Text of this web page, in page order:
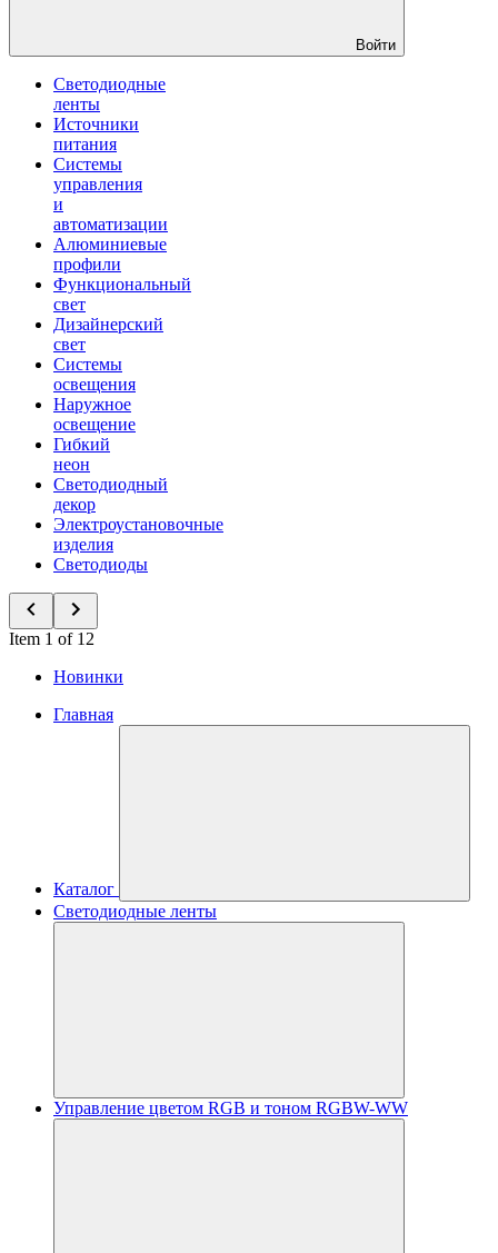
Войти
Светодиодные
ленты
Источники
питания
Системы
управления
и
автоматизации
Алюминиевые
профили
Функциональный
свет
Дизайнерский
свет
Системы
освещения
Наружное
освещение
Гибкий
неон
Светодиодный
декор
Электроустановочные
изделия
Светодиоды
Item 1 of 12
Новинки
Главная
Каталог
Светодиодные ленты
Управление цветом RGB и тоном RGBW-WW